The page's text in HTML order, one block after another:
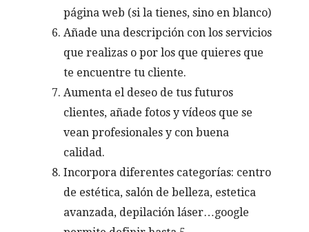
página web (si la tienes, sino en blanco)
Añade una descripción con los servicios
que realizas o por los que quieres que
te encuentre tu cliente.
Aumenta el deseo de tus futuros
clientes, añade fotos y vídeos que se
vean profesionales y con buena
calidad.
Incorpora diferentes categorías: centro
de estética, salón de belleza, estetica
avanzada, depilación láser…google